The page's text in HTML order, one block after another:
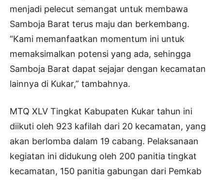
menjadi pelecut semangat untuk membawa
Samboja Barat terus maju dan berkembang.
“Kami memanfaatkan momentum ini untuk
memaksimalkan potensi yang ada, sehingga
Samboja Barat dapat sejajar dengan kecamatan
lainnya di Kukar,” tambahnya.
MTQ XLV Tingkat Kabupaten Kukar tahun ini
diikuti oleh 923 kafilah dari 20 kecamatan, yang
akan berlomba dalam 19 cabang. Pelaksanaan
kegiatan ini didukung oleh 200 panitia tingkat
kecamatan, 150 panitia gabungan dari Pemkab